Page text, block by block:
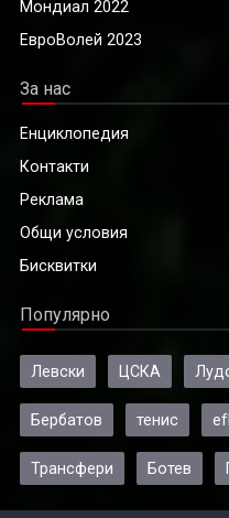
Мондиал 2022
ЕвроВолей 2023
За нас
Енциклопедия
Контакти
Реклама
Общи условия
Бисквитки
Популярно
Левски ЦСКА
Бербатов тенис
Трансфери Ботев